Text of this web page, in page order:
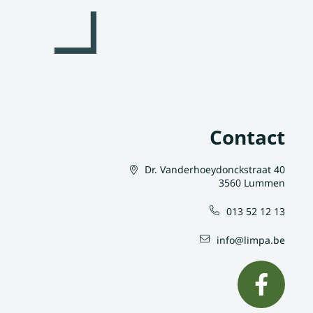
Contact
Dr. Vanderhoeydonckstraat 40
3560 Lummen
013 52 12 13
info@limpa.be